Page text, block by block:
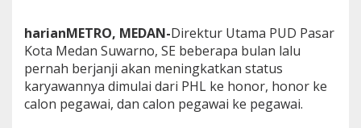
t
u
s
a
r
harianMETRO, MEDAN-Direktur Utama PUD Pasar
Kota Medan Suwarno, SE beberapa bulan lalu
pernah berjanji akan meningkatkan status
karyawannya dimulai dari PHL ke honor, honor ke
calon pegawai, dan calon pegawai ke pegawai.